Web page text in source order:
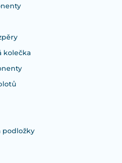
kolečka
podložky